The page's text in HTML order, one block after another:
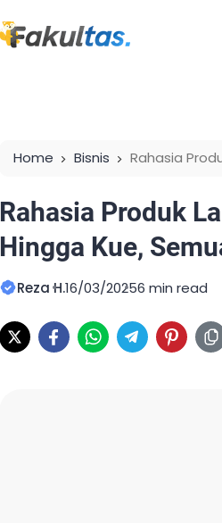
Home Bisnis Rahasia
Rahasia Produk
Hingga Kue,
Reza H.16/03/20256 min read